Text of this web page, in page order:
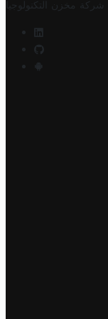
شركة مخزن التكنولوجيا